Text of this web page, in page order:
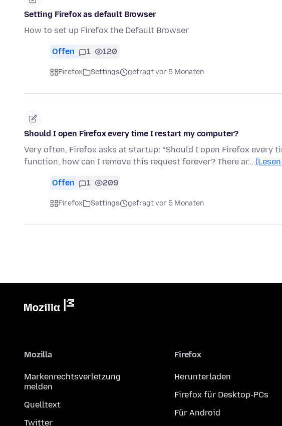
Setting Firefox as default Browser
How to set up Firefox the Default Browser
Offen 1 120
Firefox Settings gefragt vor 5 Monaten
Should I open Firefox every time I restart my computer?
Very often, Firefox asks at startup: “Should I open Firefox every
function, how can I remove this request forever? There ar…
Offen 1 209
Firefox Settings gefragt vor 5 Monaten
Mozilla
Markenrechtsverletzung
melden
Quelltext
Twitter
Firefox
Herunterladen
Firefox für Desktop-PCs
Für Android